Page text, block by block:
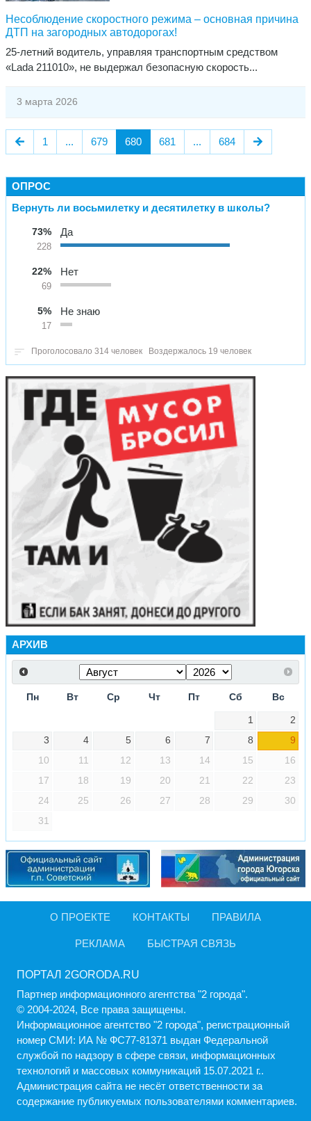
Несоблюдение скоростного режима – основная причина
ДТП на загородных автодорогах!
25-летний водитель, управляя транспортным средством
«Lada 211010», не выдержал безопасную скорость...
3 марта 2026
1 ... 679 680 681 ... 684
ОПРОС
Вернуть ли восьмилетку и десятилетку в школы?
73%
228
Да
22%
69
Нет
5%
17
Не знаю
Проголосовало 314 человек Воздержалось 19 человек
АРХИВ
Пн Вт Ср Чт Пт Сб Вс
1
2
3
4 5 6 7 8
9
10
11 12 13 14 15
16
17
18 19 20 21 22
23
24
25 26 27 28 29
30
31
О ПРОЕКТЕ КОНТАКТЫ ПРАВИЛА
РЕКЛАМА БЫСТРАЯ СВЯЗЬ
ПОРТАЛ 2GORODA.RU
Партнер информационного агентства "2 города".
© 2004-2024, Все права защищены.
Информационное агентство "2 города", регистрационный
номер СМИ: ИА № ФС77-81371 выдан Федеральной
службой по надзору в сфере связи, информационных
технологий и массовых коммуникаций 15.07.2021 г..
Администрация cайта не несёт ответственности за
содержание публикуемых пользователями комментариев.